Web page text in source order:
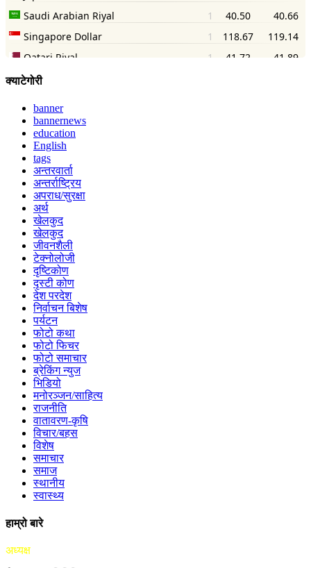
क्याटेगोरी
banner
bannernews
education
English
tags
अन्तरवार्ता
अन्तर्राष्ट्रिय
अपराध/सुरक्षा
अर्थ
खेलकुद
खेलकुद
जीवनशैली
टेक्नोलोजी
दृष्टिकोण
दृस्टी कोण
देश परदेश
निर्वाचन बिशेष
पर्यटन
फोटो कथा
फोटो फिचर
फोटो समाचार
ब्रेकिंग न्युज
भिडियो
मनोरञ्जन/साहित्य
राजनीति
वातावरण-कृषि
विचार/बहस
विशेष
समाचार
समाज
स्थानीय
स्वास्थ्य
हाम्रो बारे
अध्यक्ष